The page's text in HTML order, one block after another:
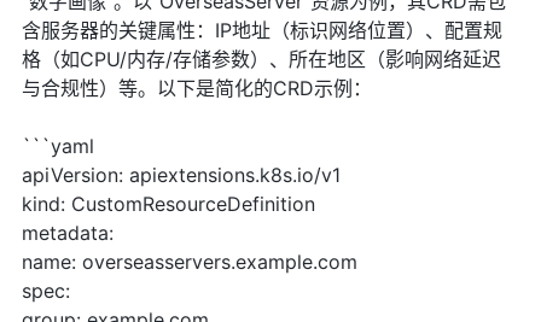
含服务器的关键属性：IP地址（标识网络位置）、配置规
格（如CPU/内存/存储参数）、所在地区（影响网络延迟
与合规性）等。以下是简化的CRD示例：
```yaml
apiVersion: apiextensions.k8s.io/v1
kind: CustomResourceDefinition
metadata:
name: overseasservers.example.com
spec: